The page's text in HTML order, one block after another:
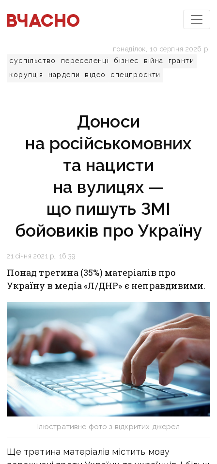
суспільство переселенці бізнес війна
гранти
корупція
нардепи відео спецпроєкти
понеділок, 10 серпня 2026 р.
Доноси
на російськомовних
та нацисти
на вулицях —
що пишуть ЗМІ
бойовиків про Україну
21 січня 2021 р., 16:39
Понад третина (35%) матеріалів про
Україну в медіа «Л/ДНР» є неправдивими.
Ілюстративне фото з відкритих джерел
Ще третина матеріалів містить мову